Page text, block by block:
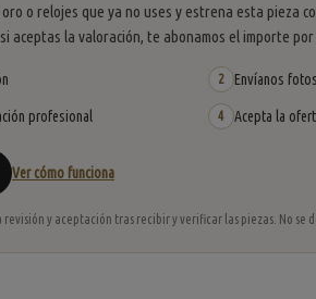
o relojes que ya no uses y estrena esta pieza
aceptas la valoración, te abonamos el importe
2 Envíanos
profesional 4 Acepta la
Ver cómo funciona
revisión y aceptación tras recibir y verificar las piezas. No